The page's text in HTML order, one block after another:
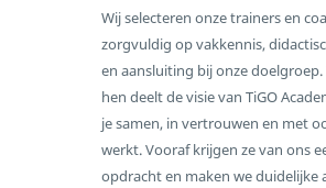
Wij selecteren onze trainers en
zorgvuldig op vakkennis,
en aansluiting bij onze doelgroep.
hen deelt de visie van TiGO
je samen, in vertrouwen en met
werkt. Vooraf krijgen ze van ons
opdracht en maken we duidelijke
Trainer of coach worden
Aanmelden
Contact